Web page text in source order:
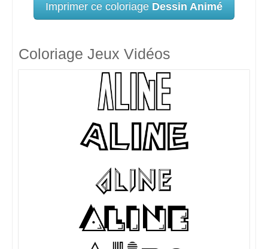
Imprimer ce coloriage Dessin Animé
Coloriage Jeux Vidéos